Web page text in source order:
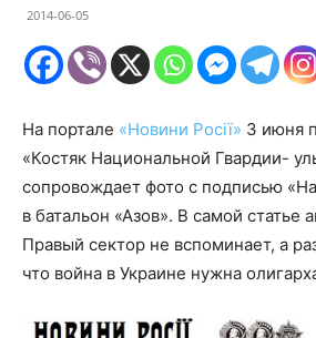
2014-06-05
На портале «Новини Росії» 3 июня
«Костяк Национальной Гвардии-
сопровождает фото с подписью
в батальон «Азов». В самой статье
Правый сектор не вспоминает, а
что война в Украине нужна